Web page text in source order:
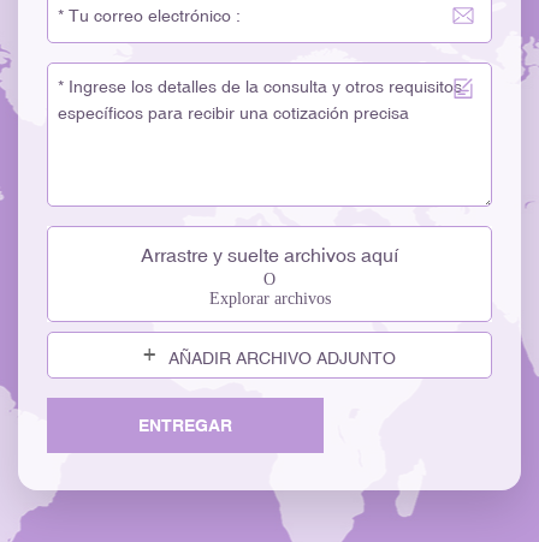
Arrastre y suelte archivos aquí
O
Explorar archivos
AÑADIR ARCHIVO ADJUNTO
ENTREGAR